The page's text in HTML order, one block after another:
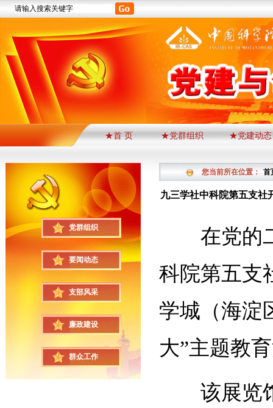
★首 页 ★党群组织 ★党建动态
党群组织
要闻动态
支部风采
廉政建设
群众工作
您当前所在位置： 首
九三学社中科院第五支
在党的
科院第五支
学城（海淀
大”主题教
该展览